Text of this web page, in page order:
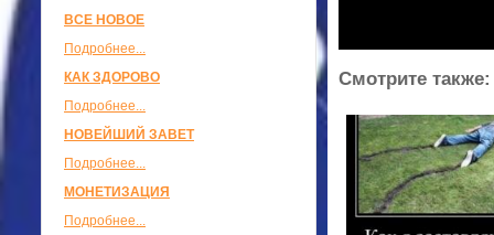
ВСЕ НОВОЕ
Подробнее...
КАК ЗДОРОВО
Подробнее...
НОВЕЙШИЙ ЗАВЕТ
Подробнее...
МОНЕТИЗАЦИЯ
Подробнее...
Смотрите также: